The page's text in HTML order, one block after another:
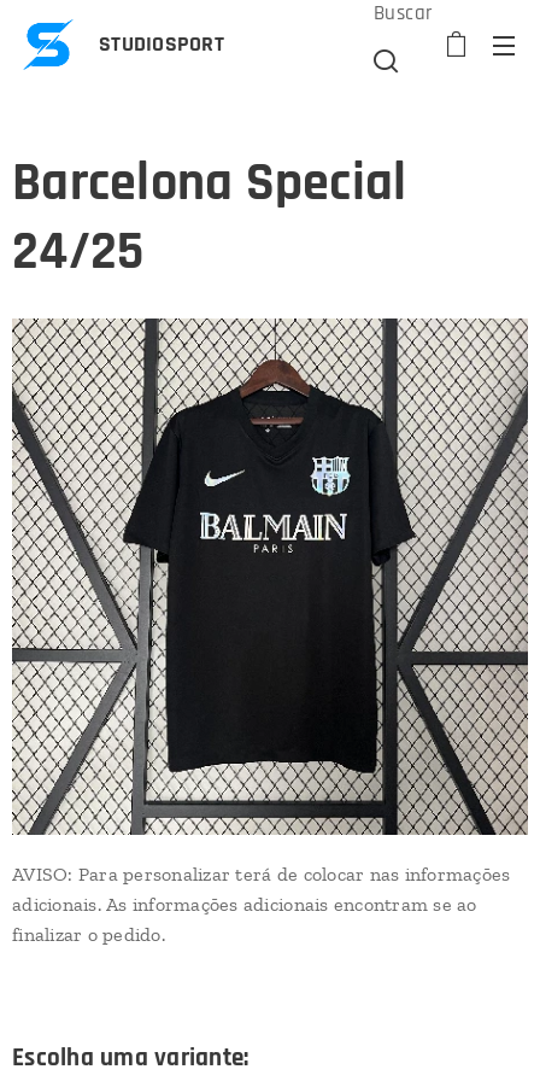
STUDIOSPORT
Buscar
Barcelona Special
24/25
AVISO: Para personalizar terá de colocar nas informações
adicionais. As informações adicionais encontram se ao
finalizar o pedido.
Escolha uma variante: